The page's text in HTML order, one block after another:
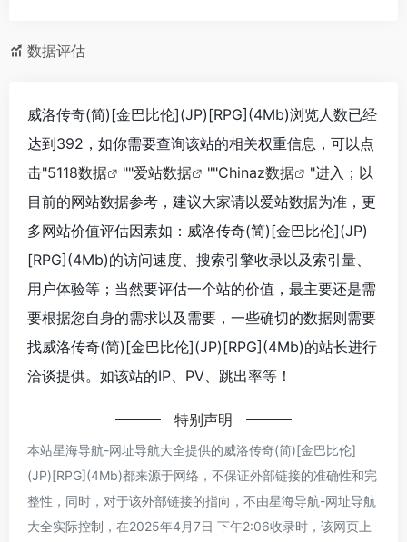
数据评估
威洛传奇(简)[金巴比伦](JP)[RPG](4Mb)浏览人数已经
达到392，如你需要查询该站的相关权重信息，可以点
击"5118数据 ""爱站数据 ""Chinaz数据
"进入；以
目前的网站数据参考，建议大家请以爱站数据为准，更
多网站价值评估因素如：威洛传奇(简)[金巴比伦](JP)
[RPG](4Mb)的访问速度、搜索引擎收录以及索引量、
用户体验等；当然要评估一个站的价值，最主要还是需
要根据您自身的需求以及需要，一些确切的数据则需要
找威洛传奇(简)[金巴比伦](JP)[RPG](4Mb)的站长进行
洽谈提供。如该站的IP、PV、跳出率等！
特别声明
本站星海导航-网址导航大全提供的威洛传奇(简)[金巴比伦]
(JP)[RPG](4Mb)都来源于网络，不保证外部链接的准确性和完
整性，同时，对于该外部链接的指向，不由星海导航-网址导航
大全实际控制，在2025年4月7日 下午2:06收录时，该网页上